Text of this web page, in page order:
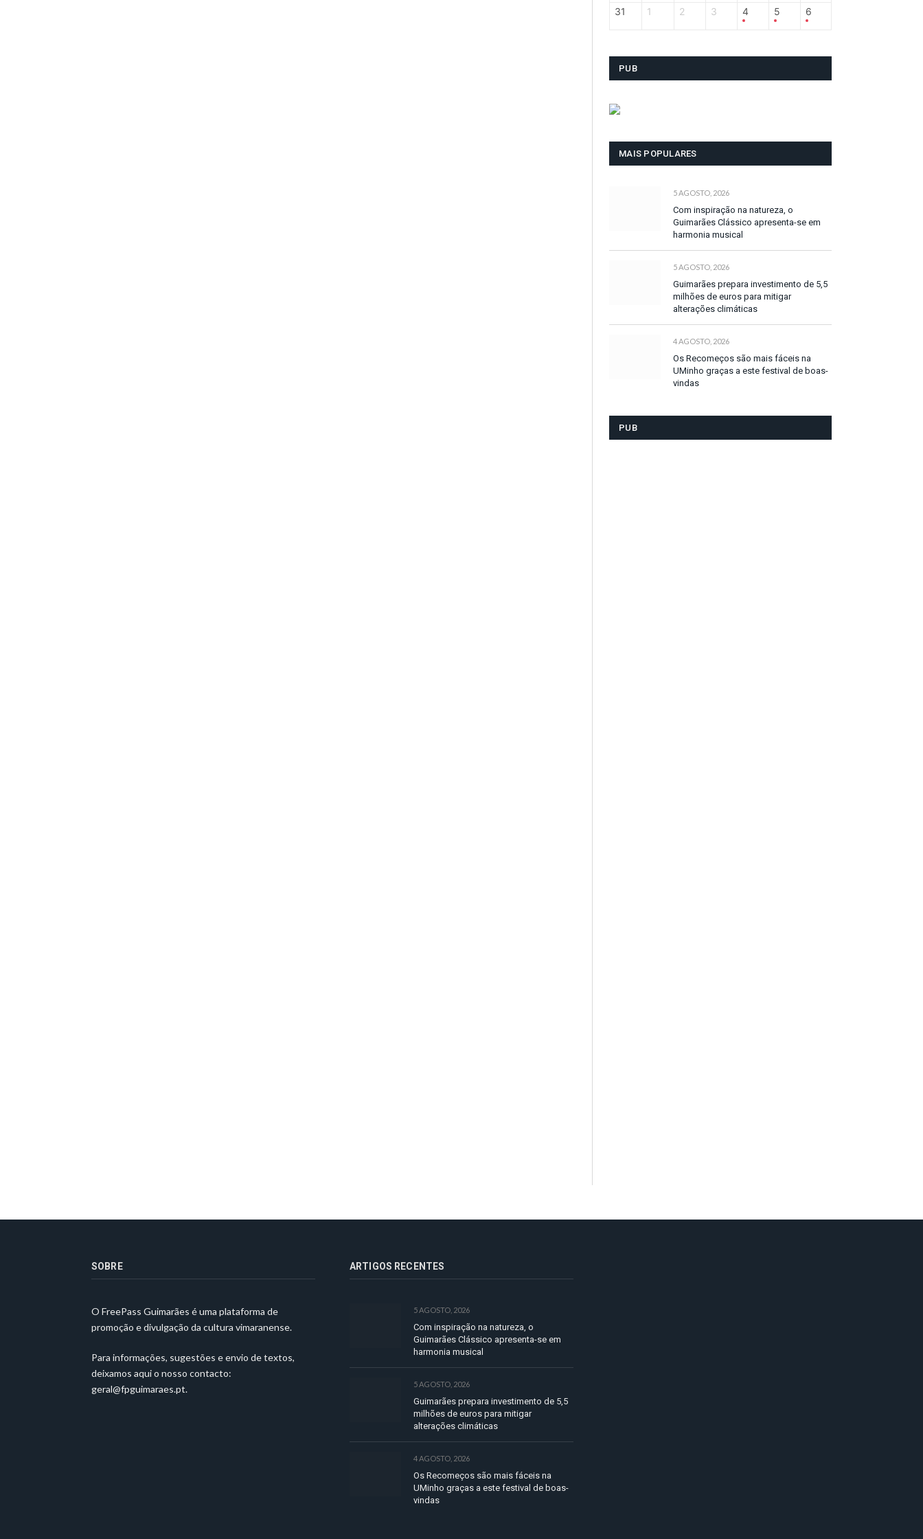
31 1 2 3 4 5 6
PUB
MAIS POPULARES
5 AGOSTO, 2026
Com inspiração na natureza, o
Guimarães Clássico apresenta-se em
harmonia musical
5 AGOSTO, 2026
Guimarães prepara investimento de 5,5
milhões de euros para mitigar
alterações climáticas
4 AGOSTO, 2026
Os Recomeços são mais fáceis na
UMinho graças a este festival de boas-
vindas
PUB
SOBRE
O FreePass Guimarães é uma plataforma de
promoção e divulgação da cultura vimaranense.
Para informações, sugestões e envio de textos,
deixamos aqui o nosso contacto:
geral@fpguimaraes.pt.
ARTIGOS RECENTES
5 AGOSTO, 2026
Com inspiração na natureza, o
Guimarães Clássico apresenta-se em
harmonia musical
5 AGOSTO, 2026
Guimarães prepara investimento de 5,5
milhões de euros para mitigar
alterações climáticas
4 AGOSTO, 2026
Os Recomeços são mais fáceis na
UMinho graças a este festival de boas-
vindas